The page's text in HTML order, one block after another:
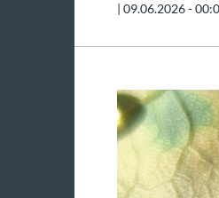
| 09.06.2026 -